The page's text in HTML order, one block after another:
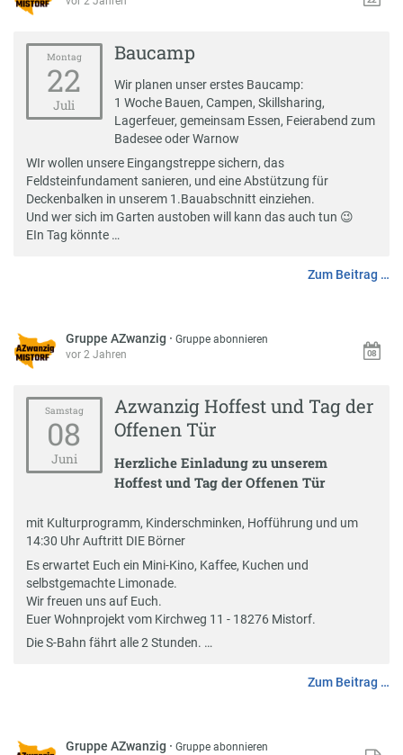
Montag
22
Juli
Baucamp
Wir planen unser erstes Baucamp:
1 Woche Bauen, Campen, Skillsharing,
Lagerfeuer, gemeinsam Essen, Feierabend zum
Badesee oder Warnow
WIr wollen unsere Eingangstreppe sichern, das
Feldsteinfundament sanieren, und eine Abstützung für
Deckenbalken in unserem 1.Bauabschnitt einziehen.
Und wer sich im Garten austoben will kann das auch tun 😉
EIn Tag könnte …
Zum Beitrag …
Gruppe AZwanzig ·Gruppe abonnieren
vor 2 Jahren
Samstag
08
Juni
Azwanzig Hoffest und Tag der
Offenen Tür
Herzliche Einladung zu unserem
Hoffest und Tag der Offenen Tür
mit Kulturprogramm, Kinderschminken, Hofführung und um
14:30 Uhr Auftritt DIE Börner
Es erwartet Euch ein Mini-Kino, Kaffee, Kuchen und
selbstgemachte Limonade.
Wir freuen uns auf Euch.
Euer Wohnprojekt vom Kirchweg 11 - 18276 Mistorf.
Die S-Bahn fährt alle 2 Stunden. …
Zum Beitrag …
Gruppe AZwanzig ·Gruppe abonnieren